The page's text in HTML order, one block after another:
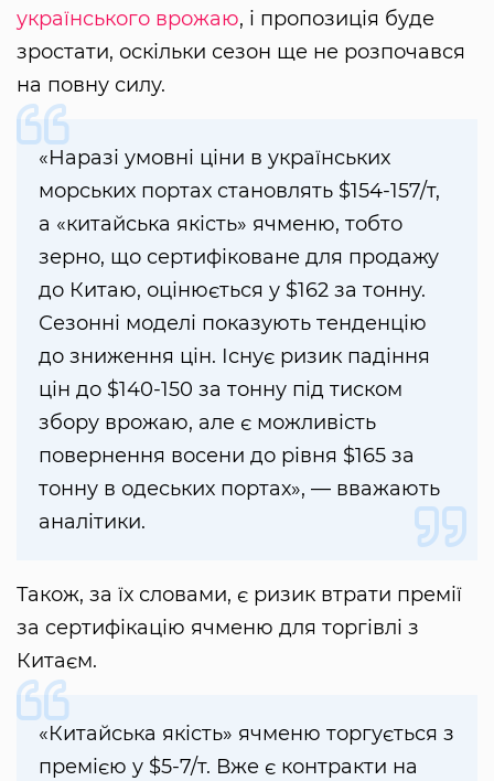
українського врожаю, і пропозиція буде
зростати, оскільки сезон ще не розпочався
на повну силу.
«Наразі умовні ціни в українських
морських портах становлять $154-157/т,
а «китайська якість» ячменю, тобто
зерно, що сертифіковане для продажу
до Китаю, оцінюється у $162 за тонну.
Сезонні моделі показують тенденцію
до зниження цін. Існує ризик падіння
цін до $140-150 за тонну під тиском
збору врожаю, але є можливість
повернення восени до рівня $165 за
тонну в одеських портах», — вважають
аналітики.
Також, за їх словами, є ризик втрати премії
за сертифікацію ячменю для торгівлі з
Китаєм.
«Китайська якість» ячменю торгується з
премією у $5-7/т. Вже є контракти на